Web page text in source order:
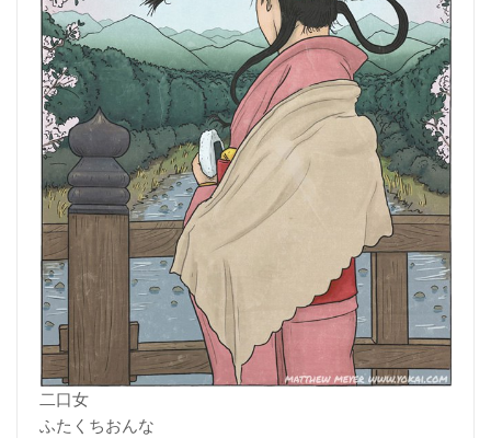
二口女
ふたくちおんな